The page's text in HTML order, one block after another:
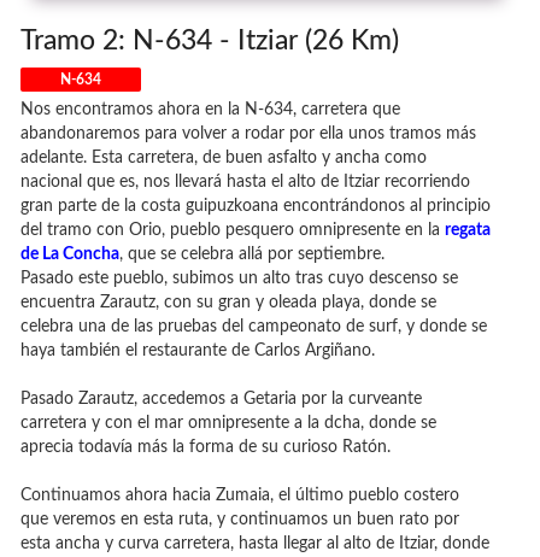
Tramo 2: N-634 - Itziar (26 Km)
N-634
Nos encontramos ahora en la N-634, carretera que
abandonaremos para volver a rodar por ella unos tramos más
adelante. Esta carretera, de buen asfalto y ancha como
nacional que es, nos llevará hasta el alto de Itziar recorriendo
gran parte de la costa guipuzkoana encontrándonos al principio
del tramo con Orio, pueblo pesquero omnipresente en la regata
de La Concha, que se celebra allá por septiembre.
Pasado este pueblo, subimos un alto tras cuyo descenso se
encuentra Zarautz, con su gran y oleada playa, donde se
celebra una de las pruebas del campeonato de surf, y donde se
haya también el restaurante de Carlos Argiñano.
Pasado Zarautz, accedemos a Getaria por la curveante
carretera y con el mar omnipresente a la dcha, donde se
aprecia todavía más la forma de su curioso Ratón.
Continuamos ahora hacia Zumaia, el último pueblo costero
que veremos en esta ruta, y continuamos un buen rato por
esta ancha y curva carretera, hasta llegar al alto de Itziar, donde